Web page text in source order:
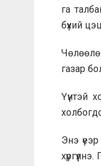
га
бүхий
газар
Үүнтэй
Энэ